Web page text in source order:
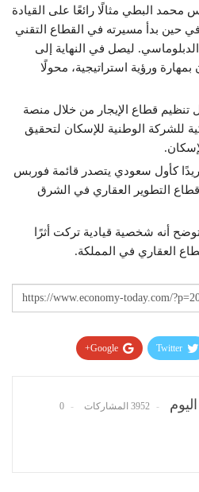
محمد البطي مثالًا رائعًا على القيادة
حين بدأ مسيرته في القطاع التقني
ليصل في النهاية إلى
ورؤية استراتيجية، محولًا
تنظيم قطاع الإيجار من خلال منصة
للشركة الوطنية للإسكان لتحقيق
كأول سعودي يتصدر قائمة فوربس
قطاع التطوير العقاري في الشرق
أنه شخصية قيادية تركت أثرًا
العقاري في المملكة.
Twitter
Google+
3952 المشاركات 0